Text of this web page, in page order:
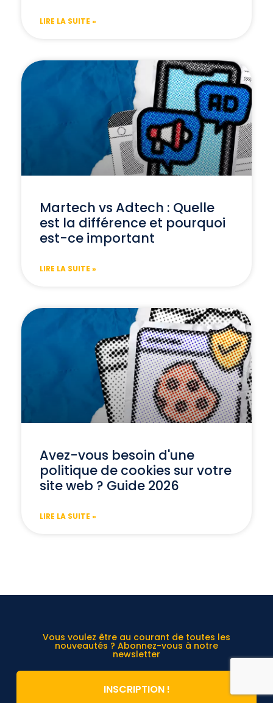
LIRE LA SUITE »
Martech vs Adtech : Quelle
est la différence et pourquoi
est-ce important
LIRE LA SUITE »
Avez-vous besoin d'une
politique de cookies sur votre
site web ? Guide 2026
LIRE LA SUITE »
Vous voulez être au courant de toutes les
nouveautés ? Abonnez-vous à notre
newsletter
INSCRIPTION !